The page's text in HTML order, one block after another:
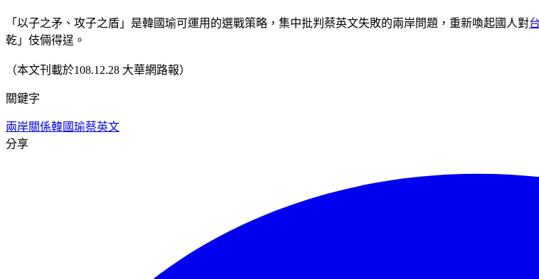
「以子之矛、攻子之盾」是韓國瑜可運用的選戰策略，集中批判蔡英文失敗的兩岸問題，重新喚起國人對
乾」伎倆得逞。
（本文刊載於108.12.28 大華網路報）
關鍵字
兩岸關係韓國瑜蔡英文
分享